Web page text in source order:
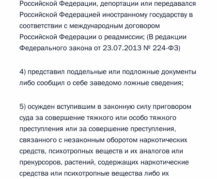
Российской Федерации, депортации или передавался
Российской Федерацией иностранному государству в
соответствии с международным договором
Российской Федерации о реадмиссии; (В редакции
Федерального закона от 23.07.2013 № 224-ФЗ)
4) представил поддельные или подложные документы
либо сообщил о себе заведомо ложные сведения;
5) осужден вступившим в законную силу приговором
суда за совершение тяжкого или особо тяжкого
преступления или за совершение преступления,
связанного с незаконным оборотом наркотических
средств, психотропных веществ и их аналогов или
прекурсоров, растений, содержащих наркотические
средства или психотропные вещества либо их